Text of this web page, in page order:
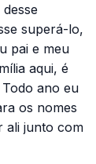
superá-lo,
pai e meu
aqui, é
ano eu
os nomes
ali junto com